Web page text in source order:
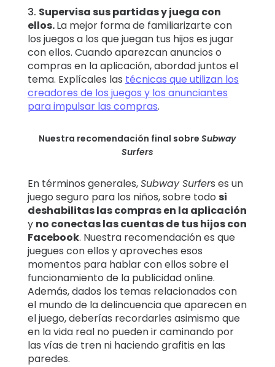
3. Supervisa sus partidas y juega con
ellos.La mejor forma de familiarizarte con
los juegos a los que juegan tus hijos es jugar
con ellos. Cuando aparezcan anuncios o
compras en la aplicación, abordad juntos el
tema. Explícales las técnicas que utilizan los
creadores de los juegos y los anunciantes
para impulsar las compras.
Nuestra recomendación final sobreSubway
Surfers
En términos generales,Subway Surfers es un
juego seguro para los niños, sobre todo si
deshabilitas las compras en la aplicación
y no conectas las cuentas de tus hijos con
Facebook. Nuestra recomendación es que
juegues con ellos y aproveches esos
momentos para hablar con ellos sobre el
funcionamiento de la publicidad online.
Además, dados los temas relacionados con
el mundo de la delincuencia que aparecen en
el juego, deberías recordarles asimismo que
en la vida real no pueden ir caminando por
las vías de tren ni haciendo grafitis en las
paredes.